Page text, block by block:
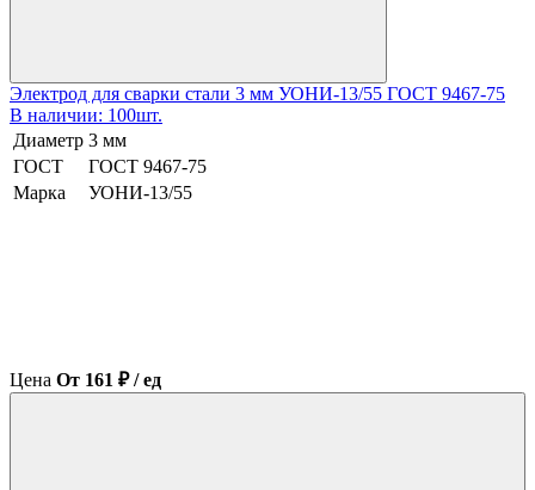
Электрод для сварки стали 3 мм УОНИ-13/55 ГОСТ 9467-75
В наличии: 100шт.
Диаметр 3 мм
ГОСТ
ГОСТ 9467-75
Марка
УОНИ-13/55
Цена От 161 ₽ / ед